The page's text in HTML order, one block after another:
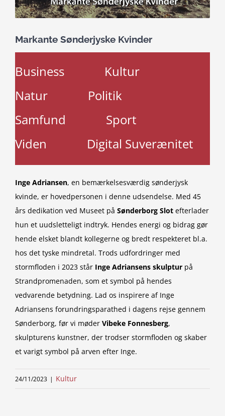
Markante Sønderjyske Kvinder
Business
Kultur
Natur
Politik
Samfund
Sport
Viden
Digital Suverænitet
Inge Adriansen, en bemærkelsesværdig sønderjysk
kvinde, er hovedpersonen i denne udsendelse. Med 45
års dedikation ved Museet på Sønderborg Slot efterlader
hun et uudsletteligt indtryk. Hendes energi og bidrag gør
hende elsket blandt kollegerne og bredt respekteret bl.a.
hos det tyske mindretal. Trods udfordringer med
stormfloden i 2023 står Inge Adriansens skulptur på
Strandpromenaden, som et symbol på hendes
vedvarende betydning. Lad os inspirere af Inge
Adriansens forundringsparathed i dagens rejse gennem
Sønderborg, før vi møder Vibeke Fonnesberg,
skulpturens kunstner, der trodser stormfloden og skaber
et varigt symbol på arven efter Inge.
24/11/2023 | Kultur